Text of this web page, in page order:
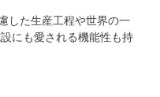
した生産工程や世界の一
にも愛される機能性も持